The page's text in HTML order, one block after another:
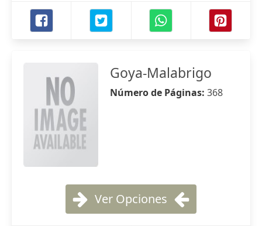
Goya-Malabrigo
Número de Páginas: 368
Ver Opciones